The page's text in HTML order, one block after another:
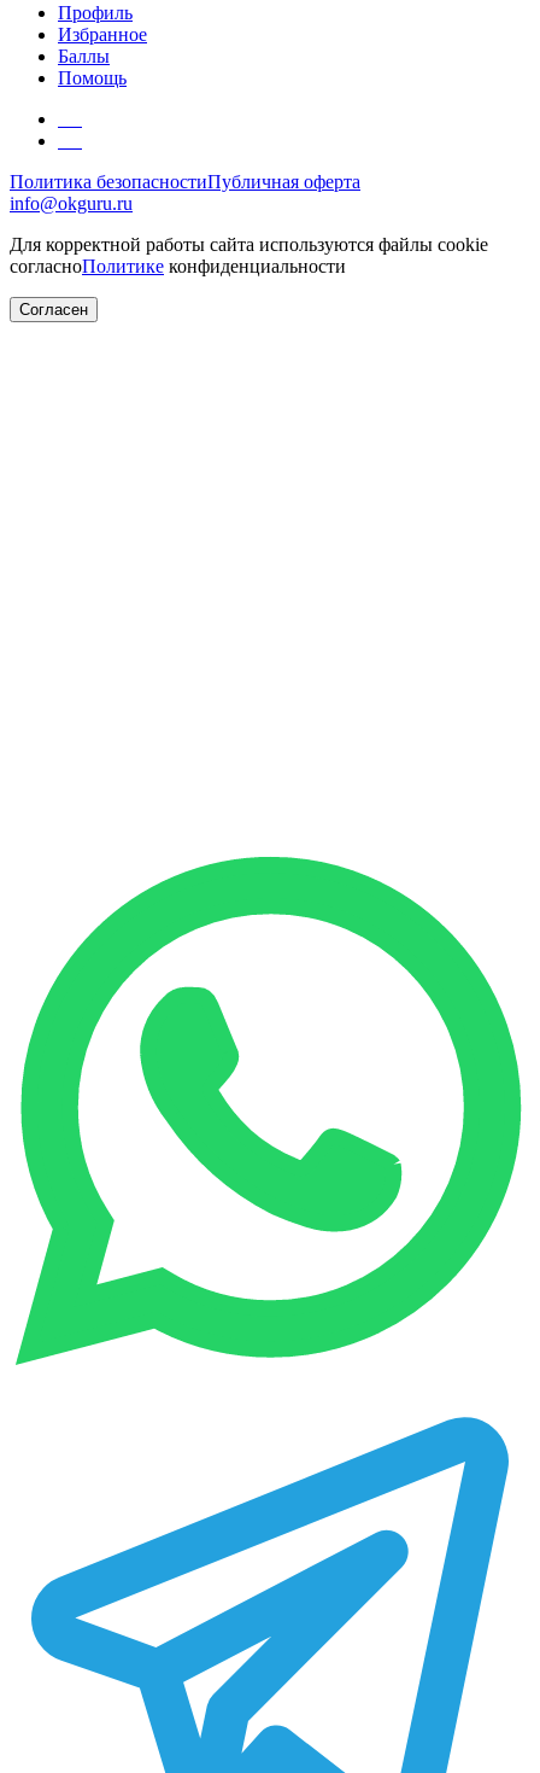
Профиль
Избранное
Баллы
Помощь
Политика безопасностиПубличная оферта
info@okguru.ru
Для корректной работы сайта используются файлы cookie
согласноПолитике конфиденциальности
Согласен